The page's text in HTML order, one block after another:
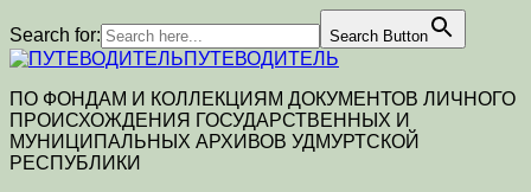
Search for: Search Button
ПУТЕВОДИТЕЛЬ
ПО ФОНДАМ И КОЛЛЕКЦИЯМ ДОКУМЕНТОВ ЛИЧНОГО
ПРОИСХОЖДЕНИЯ ГОСУДАРСТВЕННЫХ И
МУНИЦИПАЛЬНЫХ АРХИВОВ УДМУРТСКОЙ
РЕСПУБЛИКИ